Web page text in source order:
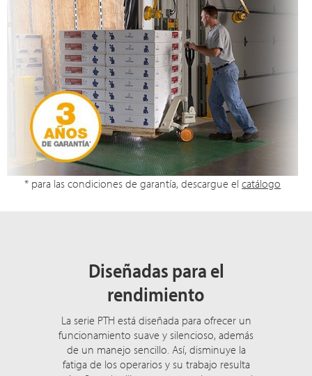
* para las condiciones de garantía, descargue elcatálogo
Diseñadas para el
rendimiento
La serie PTH está diseñada para ofrecer un
funcionamiento suave y silencioso, además
de un manejo sencillo. Así, disminuye la
fatiga de los operarios y su trabajo resulta